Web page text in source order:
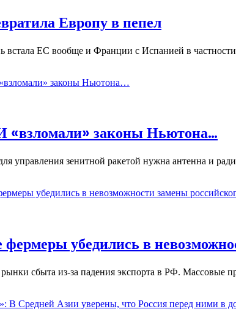
Европу в пепел
встала ЕС вообще и Франции с Испанией в
законы Ньютона…
управления зенитной ракетой нужна антенна и
убедились в
сбыта из-за падения экспорта в РФ. Массовые